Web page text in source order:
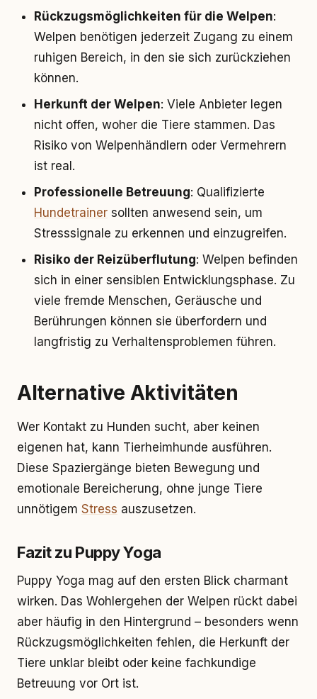
Rückzugsmöglichkeiten für die Welpen:
Welpen benötigen jederzeit Zugang zu einem
ruhigen Bereich, in den sie sich zurückziehen
können.
Herkunft der Welpen: Viele Anbieter legen
nicht offen, woher die Tiere stammen. Das
Risiko von Welpenhändlern oder Vermehrern
ist real.
Professionelle Betreuung: Qualifizierte
Hundetrainer sollten anwesend sein, um
Stresssignale zu erkennen und einzugreifen.
Risiko der Reizüberflutung: Welpen befinden
sich in einer sensiblen Entwicklungsphase. Zu
viele fremde Menschen, Geräusche und
Berührungen können sie überfordern und
langfristig zu Verhaltensproblemen führen.
Alternative Aktivitäten
Wer Kontakt zu Hunden sucht, aber keinen
eigenen hat, kann Tierheimhunde ausführen.
Diese Spaziergänge bieten Bewegung und
emotionale Bereicherung, ohne junge Tiere
unnötigem Stress auszusetzen.
Fazit zu Puppy Yoga
Puppy Yoga mag auf den ersten Blick charmant
wirken. Das Wohlergehen der Welpen rückt dabei
aber häufig in den Hintergrund – besonders wenn
Rückzugsmöglichkeiten fehlen, die Herkunft der
Tiere unklar bleibt oder keine fachkundige
Betreuung vor Ort ist.